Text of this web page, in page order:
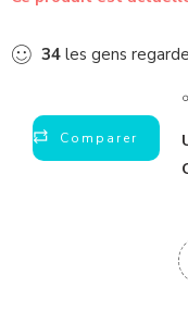
34 les gens
Comparer